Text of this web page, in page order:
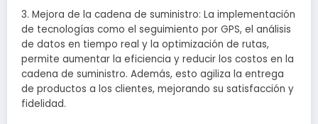
3. Mejora de la cadena de suministro: La implementación
de tecnologías como el seguimiento por GPS, el análisis
de datos en tiempo real y la optimización de rutas,
permite aumentar la eficiencia y reducir los costos en la
cadena de suministro. Además, esto agiliza la entrega
de productos a los clientes, mejorando su satisfacción y
fidelidad.